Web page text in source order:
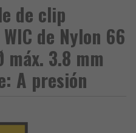
de clip
de Nylon 66
3.8 mm
A presión